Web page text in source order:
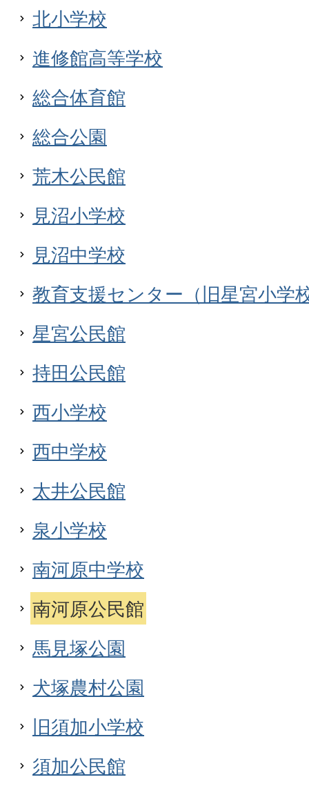
北小学校
進修館高等学校
総合体育館
総合公園
荒木公民館
見沼小学校
見沼中学校
教育支援センター（旧星宮小学
星宮公民館
持田公民館
西小学校
西中学校
太井公民館
泉小学校
南河原中学校
南河原公民館
馬見塚公園
犬塚農村公園
旧須加小学校
須加公民館